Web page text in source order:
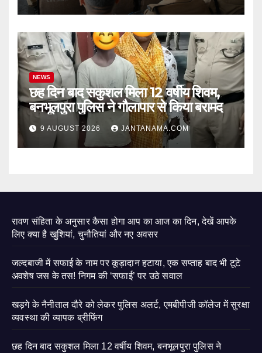
NEWS
छह दिन बाद सकुशल मिला 12 वर्षीय शिवम,
बनभूलपुरा पुलिस ने गौलापार से किया बरामद
9 AUGUST 2026 JANTANAMA.COM
रावण संहिता के अनुसार कैसा होगा आप का आज का दिन, देखें आपके
लिए क्या है खुशियां, चुनौतियां और नए अवसर
जल्दबाजी में सफाई के नाम पर कूड़ादान हटाया, एक सप्ताह बाद भी टूटे
अवशेष जस के तस! निगम की ‘सफाई’ पर उठे सवाल
खड़गे के नैनीताल दौरे को लेकर पुलिस अलर्ट, एमबीपीजी कॉलेज में सुरक्षा
व्यवस्था की व्यापक ब्रीफिंग
छह दिन बाद सकुशल मिला 12 वर्षीय शिवम, बनभूलपुरा पुलिस ने